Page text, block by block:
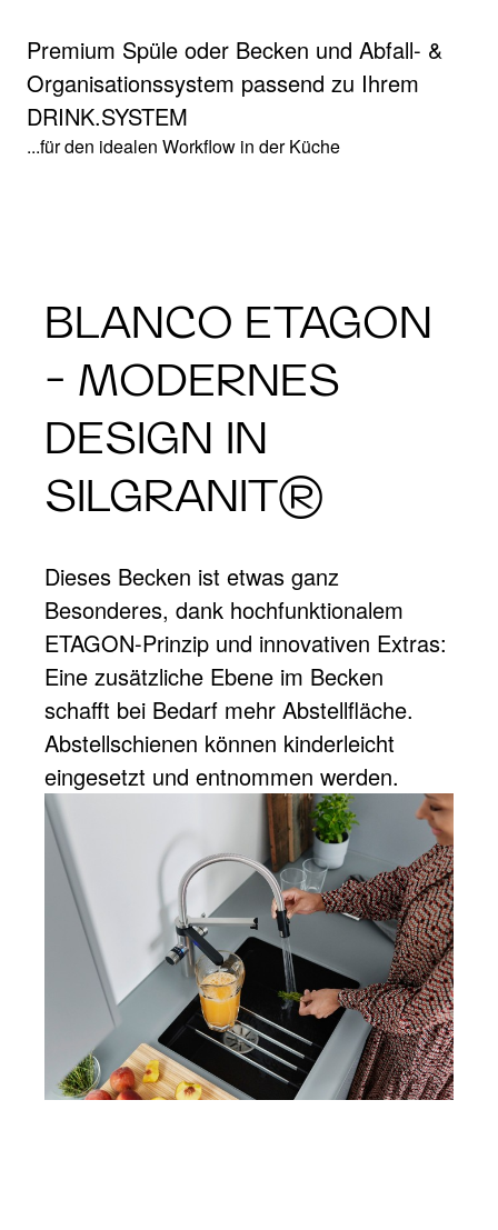
Premium Spüle oder Becken und Abfall- &
Organisationssystem passend zu Ihrem
DRINK.SYSTEM
...für den idealen Workflow in der Küche
BLANCO ETAGON
- MODERNES
DESIGN IN
SILGRANIT®
Dieses Becken ist etwas ganz
Besonderes, dank hochfunktionalem
ETAGON-Prinzip und innovativen Extras:
Eine zusätzliche Ebene im Becken
schafft bei Bedarf mehr Abstellfläche.
Abstellschienen können kinderleicht
eingesetzt und entnommen werden.